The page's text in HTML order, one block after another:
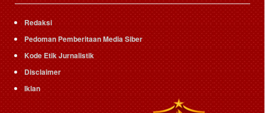
Redaksi
Pedoman Pemberitaan Media Siber
Kode Etik Jurnalistik
Disclaimer
Iklan